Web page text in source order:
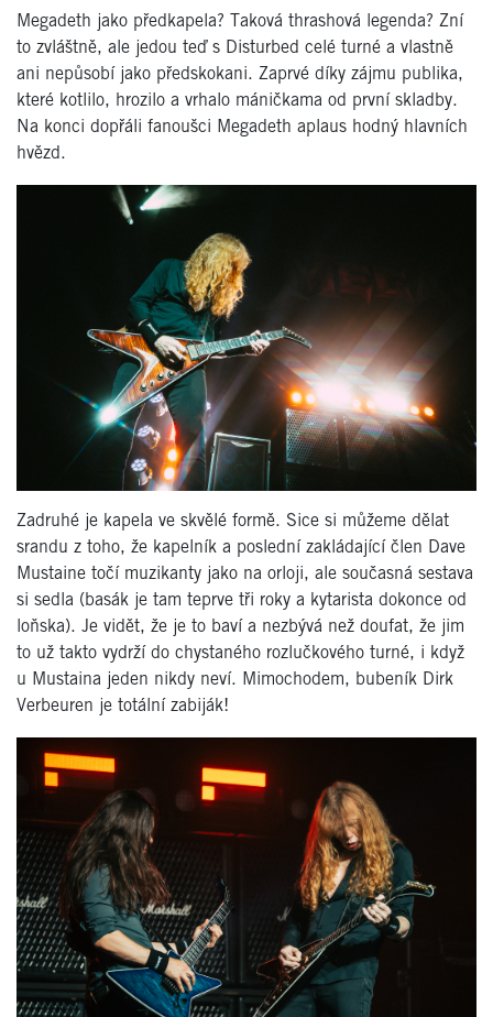
Megadeth jako předkapela? Taková thrashová legenda? Zní
to zvláštně, ale jedou teď s Disturbed celé turné a vlastně
ani nepůsobí jako předskokani. Zaprvé díky zájmu publika,
které kotlilo, hrozilo a vrhalo máničkama od první skladby.
Na konci dopřáli fanoušci Megadeth aplaus hodný hlavních
hvězd.
Zadruhé je kapela ve skvělé formě. Sice si můžeme dělat
srandu z toho, že kapelník a poslední zakládající člen Dave
Mustaine točí muzikanty jako na orloji, ale současná sestava
si sedla (basák je tam teprve tři roky a kytarista dokonce od
loňska). Je vidět, že je to baví a nezbývá než doufat, že jim
to už takto vydrží do chystaného rozlučkového turné, i když
u Mustaina jeden nikdy neví. Mimochodem, bubeník Dirk
Verbeuren je totální zabiják!